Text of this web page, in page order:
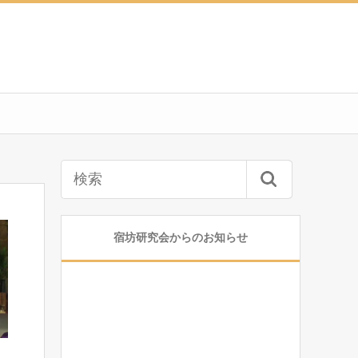
宿坊研究会からのお知らせ